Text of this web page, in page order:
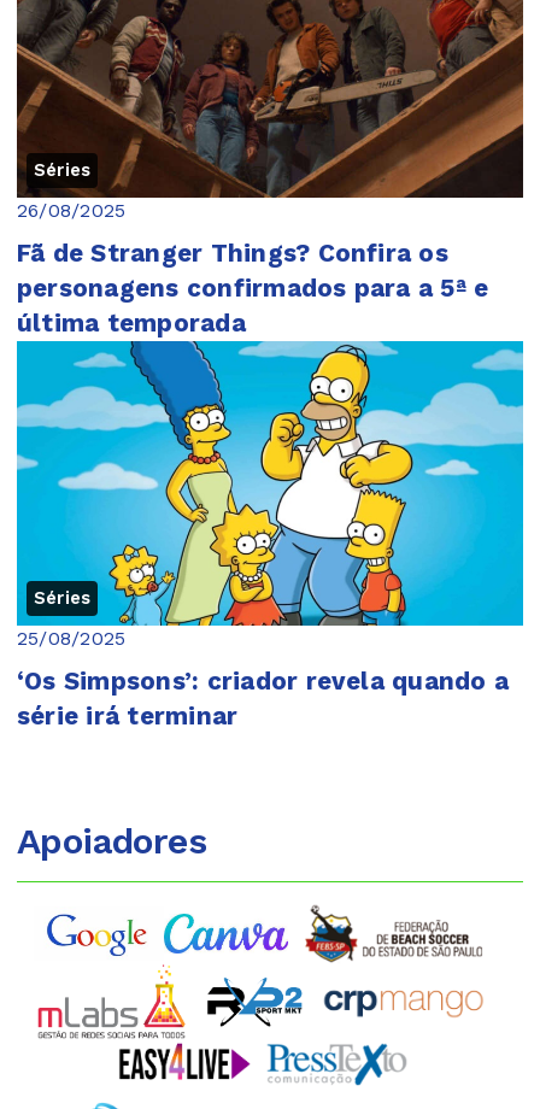
Séries
26/08/2025
Fã de Stranger Things? Confira os
personagens confirmados para a 5ª e
última temporada
Séries
25/08/2025
‘Os Simpsons’: criador revela quando a
série irá terminar
Apoiadores